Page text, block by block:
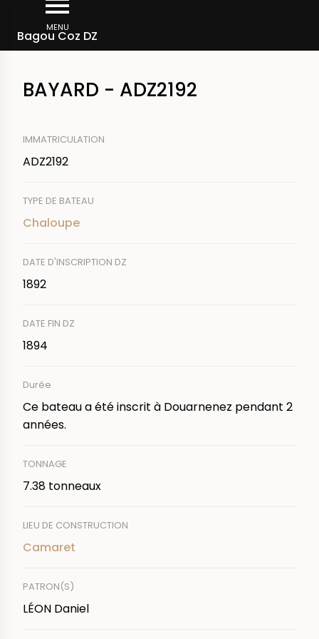
contenu
MENU
Bagou Coz DZ
d'Ariane
Rechercher un bateau
BAYARD - ADZ2192
IMMATRICULATION
ADZ2192
TYPE DE BATEAU
Chaloupe
DATE D'INSCRIPTION DZ
1892
DATE FIN DZ
1894
Durée
Ce bateau a été inscrit à Douarnenez pendant 2
années.
TONNAGE
7.38 tonneaux
LIEU DE CONSTRUCTION
Camaret
PATRON(S)
LÉON Daniel